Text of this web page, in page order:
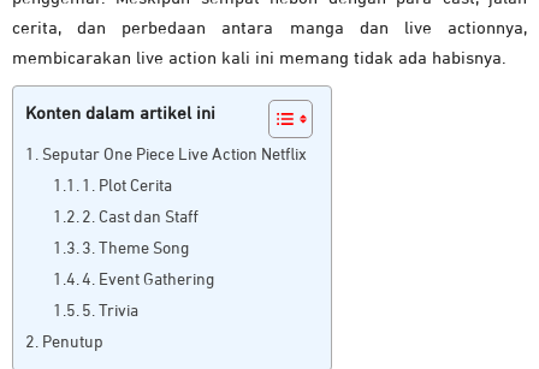
cerita, dan perbedaan antara manga dan live actionnya,
membicarakan live action kali ini memang tidak ada habisnya.
Konten dalam artikel ini
Seputar One Piece Live Action Netflix
1. Plot Cerita
2. Cast dan Staff
3. Theme Song
4. Event Gathering
5. Trivia
Penutup